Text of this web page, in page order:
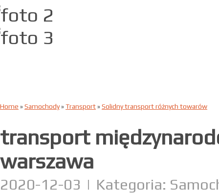
Home »Samochody»Transport»Solidny transport różnych towarów
transport
warszawa
2020-12-03 | Kategoria: